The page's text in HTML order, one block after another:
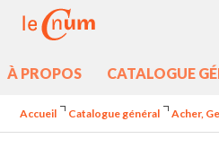
À PROPOS CATALOGUE
Accueil Catalogue général Acher,